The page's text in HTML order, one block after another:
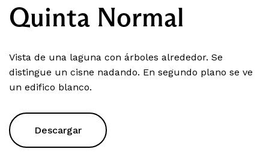
Quinta Normal
Vista de una laguna con árboles alrededor. Se
distingue un cisne nadando. En segundo plano se ve
un edifico blanco.
Descargar